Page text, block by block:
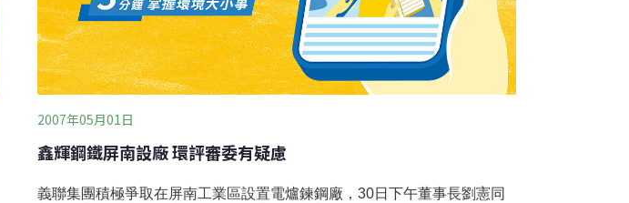
2007年05月01日
鑫輝鋼鐵屏南設廠 環評審委有疑慮
義聯集團積極爭取在屏南工業區設置電爐鍊鋼廠，30日下午董事長劉憲同